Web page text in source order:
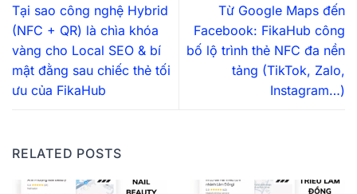
Tại sao công nghệ Hybrid
(NFC + QR) là chìa khóa
vàng cho Local SEO & bí
mật đằng sau chiếc thẻ tối
ưu của FikaHub
Từ Google Maps đến
Facebook: FikaHub công
bố lộ trình thẻ NFC đa nền
tảng (TikTok, Zalo,
Instagram…)
RELATED POSTS